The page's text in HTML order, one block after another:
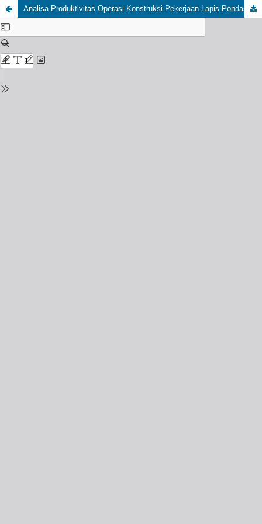
Analisa Produktivitas Operasi Konstruksi Pekerjaan Lapis Pondasi Pada Proyek Jalan Menggunakan Simulasi Cyclone